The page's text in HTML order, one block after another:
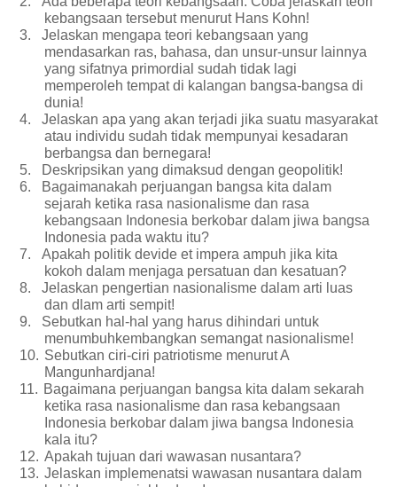
kebangsaan tersebut menurut Hans Kohn!
3.
Jelaskan mengapa teori kebangsaan yang
mendasarkan ras, bahasa, dan unsur-unsur lainnya
yang sifatnya primordial sudah tidak lagi
memperoleh tempat di kalangan bangsa-bangsa di
dunia!
4.
Jelaskan apa yang akan terjadi jika suatu masyarakat
atau individu sudah tidak mempunyai kesadaran
berbangsa dan bernegara!
5.
Deskripsikan yang dimaksud dengan geopolitik!
6.
Bagaimanakah perjuangan bangsa kita dalam
sejarah ketika rasa nasionalisme dan rasa
kebangsaan Indonesia berkobar dalam jiwa bangsa
Indonesia pada waktu itu?
7.
Apakah politik devide et impera ampuh jika kita
kokoh dalam menjaga persatuan dan kesatuan?
8.
Jelaskan pengertian nasionalisme dalam arti luas
dan dlam arti sempit!
9.
Sebutkan hal-hal yang harus dihindari untuk
menumbuhkembangkan semangat nasionalisme!
10. Sebutkan ciri-ciri patriotisme menurut A
Mangunhardjana!
11. Bagaimana perjuangan bangsa kita dalam sekarah
ketika rasa nasionalisme dan rasa kebangsaan
Indonesia berkobar dalam jiwa bangsa Indonesia
kala itu?
12. Apakah tujuan dari wawasan nusantara?
13. Jelaskan implemenatsi wawasan nusantara dalam